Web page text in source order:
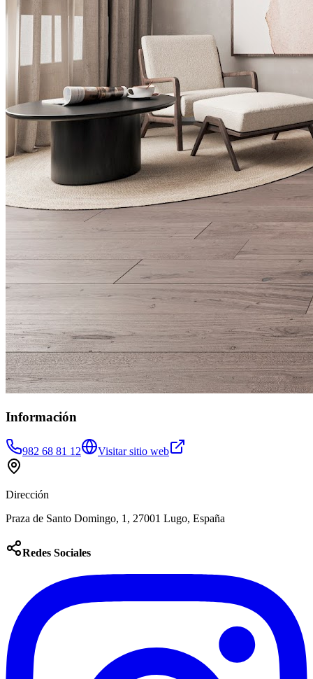
Información
982 68 81 12 Visitar sitio web
Dirección
Praza de Santo Domingo, 1, 27001 Lugo, España
Redes Sociales